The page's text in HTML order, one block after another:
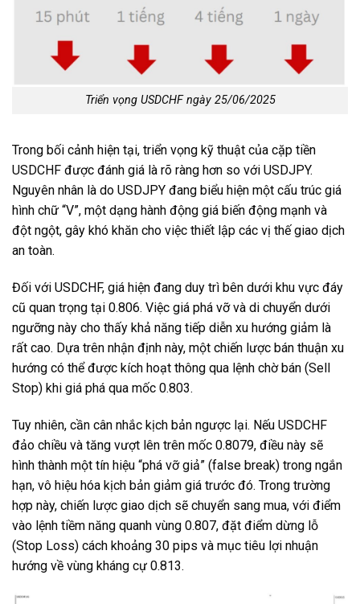
Triển vọng USDCHF ngày 25/06/2025
Trong bối cảnh hiện tại, triển vọng kỹ thuật của cặp tiền
USDCHF được đánh giá là rõ ràng hơn so với USDJPY.
Nguyên nhân là do USDJPY đang biểu hiện một cấu trúc giá
hình chữ “V”, một dạng hành động giá biến động mạnh và
đột ngột, gây khó khăn cho việc thiết lập các vị thế giao dịch
an toàn.
Đối với USDCHF, giá hiện đang duy trì bên dưới khu vực đáy
cũ quan trọng tại 0.806. Việc giá phá vỡ và di chuyển dưới
ngưỡng này cho thấy khả năng tiếp diễn xu hướng giảm là
rất cao. Dựa trên nhận định này, một chiến lược bán thuận xu
hướng có thể được kích hoạt thông qua lệnh chờ bán (Sell
Stop) khi giá phá qua mốc 0.803.
Tuy nhiên, cần cân nhắc kịch bản ngược lại. Nếu USDCHF
đảo chiều và tăng vượt lên trên mốc 0.8079, điều này sẽ
hình thành một tín hiệu “phá vỡ giả” (false break) trong ngắn
hạn, vô hiệu hóa kịch bản giảm giá trước đó. Trong trường
hợp này, chiến lược giao dịch sẽ chuyển sang mua, với điểm
vào lệnh tiềm năng quanh vùng 0.807, đặt điểm dừng lỗ
(Stop Loss) cách khoảng 30 pips và mục tiêu lợi nhuận
hướng về vùng kháng cự 0.813.